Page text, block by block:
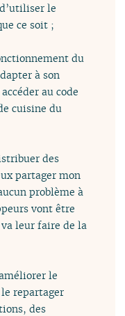
le
ce soit ;
du
à son
au code
cuisine du
des
partager mon
problème à
vont être
leur faire de la
le
repartager
des